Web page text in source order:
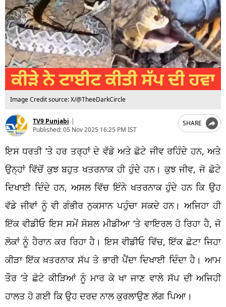
Image Credit source: X/@TheeDarkCircle
TV9 Punjabi |
Published:05 Nov 2025 16:25 PM IST
SHARE
ਇਸ ਧਰਤੀ ‘ਤੇ ਹਰ ਤਰ੍ਹਾਂ ਦੇ ਵੱਡੇ ਅਤੇ ਛੋਟੇ ਜੀਵ ਰਹਿੰਦੇ ਹਨ, ਅਤੇ
ਉਨ੍ਹਾਂ ਵਿੱਚੋਂ ਕੁਝ ਬਹੁਤ ਖਤਰਨਾਕ ਹੀ ਹੁੰਦੇ ਹਨ। ਕੁਝ ਜੀਵ, ਜੋ ਛੋਟੇ
ਦਿਖਾਈ ਦਿੰਦੇ ਹਨ, ਅਸਲ ਵਿੱਚ ਇੰਨੇ ਖਤਰਨਾਕ ਹੁੰਦੇ ਹਨ ਕਿ ਉਹ
ਵੱਡੇ ਜੀਵਾਂ ਨੂੰ ਵੀ ਗੰਭੀਰ ਨੁਕਸਾਨ ਪਹੁੰਚਾ ਸਕਦੇ ਹਨ। ਅਜਿਹਾ ਹੀ
ਇੱਕ ਵੀਡੀਓ ਇਸ ਸਮੇਂ ਸੋਸ਼ਲ ਮੀਡੀਆ ‘ਤੇ ਵਾਇਰਲ ਹੋ ਰਿਹਾ ਹੈ, ਜੋ
ਲੋਕਾਂ ਨੂੰ ਹੈਰਾਨ ਕਰ ਰਿਹਾ ਹੈ। ਇਸ ਵੀਡੀਓ ਵਿੱਚ, ਇੱਕ ਛੋਟਾ ਜਿਹਾ
ਕੀੜਾ ਇੱਕ ਖ਼ਤਰਨਾਕ ਸੱਪ ਤੇ ਭਾਰੀ ਪੈਂਦਾ ਦਿਖਾਈ ਦਿੰਦਾ ਹੈ। ਆਮ
ਤੌਰ ‘ਤੇ ਛੋਟੇ ਕੀੜਿਆਂ ਨੂੰ ਮਾਰ ਕੇ ਖਾ ਜਾਣ ਵਾਲੇ ਸੱਪ ਦੀ ਅਜਿਹੀ
ਹਾਲਤ ਹੋ ਗਈ ਕਿ ਉਹ ਦਰਦ ਨਾਲ ਕੁਰਲਾਉਣ ਲੱਗ ਪਿਆ।